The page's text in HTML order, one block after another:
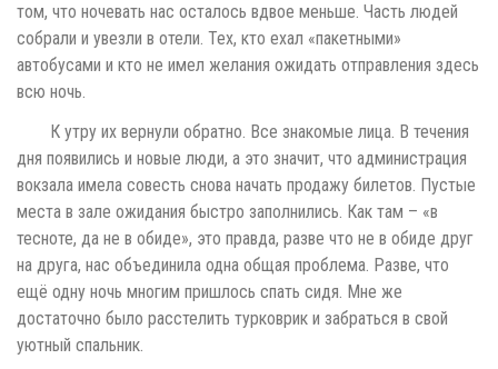
том, что ночевать нас осталось вдвое меньше. Часть людей
собрали и увезли в отели. Тех, кто ехал «пакетными»
автобусами и кто не имел желания ожидать отправления здесь
всю ночь.
К утру их вернули обратно. Все знакомые лица. В течения
дня появились и новые люди, а это значит, что администрация
вокзала имела совесть снова начать продажу билетов. Пустые
места в зале ожидания быстро заполнились. Как там – «в
тесноте, да не в обиде», это правда, разве что не в обиде друг
на друга, нас объединила одна общая проблема. Разве, что
ещё одну ночь многим пришлось спать сидя. Мне же
достаточно было расстелить турковрик и забраться в свой
уютный спальник.